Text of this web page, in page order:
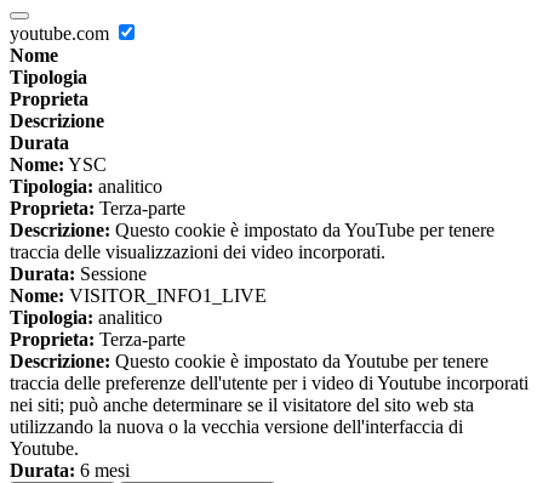
youtube.com
Nome
Tipologia
Proprieta
Descrizione
Durata
Nome: YSC
Tipologia: analitico
Proprieta: Terza-parte
Descrizione: Questo cookie è impostato da YouTube per tenere
traccia delle visualizzazioni dei video incorporati.
Durata: Sessione
Nome: VISITOR_INFO1_LIVE
Tipologia: analitico
Proprieta: Terza-parte
Descrizione: Questo cookie è impostato da Youtube per tenere
traccia delle preferenze dell'utente per i video di Youtube incorporati
nei siti; può anche determinare se il visitatore del sito web sta
utilizzando la nuova o la vecchia versione dell'interfaccia di
Youtube.
Durata: 6 mesi